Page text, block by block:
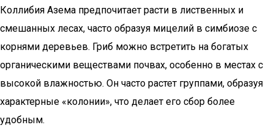
Коллибия Азема предпочитает расти в лиственных и
смешанных лесах, часто образуя мицелий в симбиозе с
корнями деревьев. Гриб можно встретить на богатых
органическими веществами почвах, особенно в местах с
высокой влажностью. Он часто растет группами, образуя
характерные «колонии», что делает его сбор более
удобным.